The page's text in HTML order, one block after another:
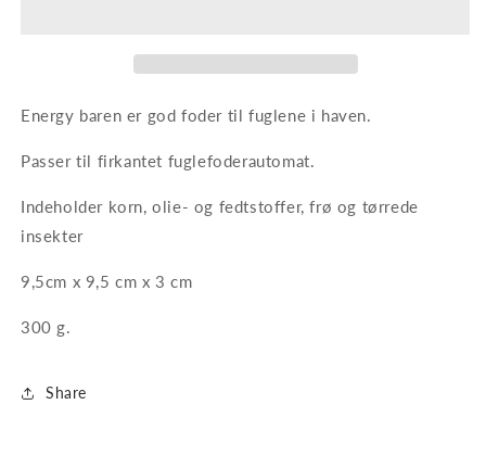
Energy baren er god foder til fuglene i haven.
Passer til firkantet fuglefoderautomat.
Indeholder korn, olie- og fedtstoffer, frø og tørrede
insekter
9,5cm x 9,5 cm x 3 cm
300 g.
Share